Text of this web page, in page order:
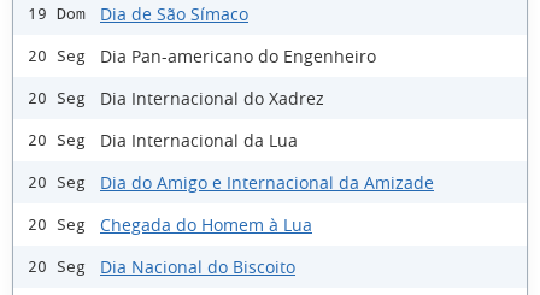
19 Dom Dia de São Símaco
20 Seg Dia Pan-americano do Engenheiro
20 Seg Dia Internacional do Xadrez
20 Seg Dia Internacional da Lua
20 Seg Dia do Amigo e Internacional da Amizade
20 Seg Chegada do Homem à Lua
20 Seg Dia Nacional do Biscoito